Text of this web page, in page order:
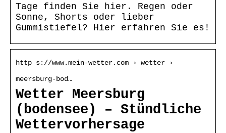
Tage finden Sie hier. Regen oder
Sonne, Shorts oder lieber
Gummistiefel? Hier erfahren Sie es!
http s://www.mein-wetter.com › wetter ›
meersburg-bod…
Wetter Meersburg
(bodensee) – Stündliche
Wettervorhersage